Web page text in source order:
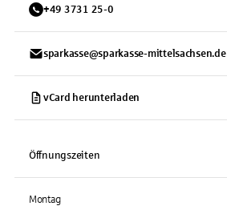
+49 3731 25-0
sparkasse@sparkasse-mittelsachsen.de
vCard herunterladen
Öffnungszeiten
Montag